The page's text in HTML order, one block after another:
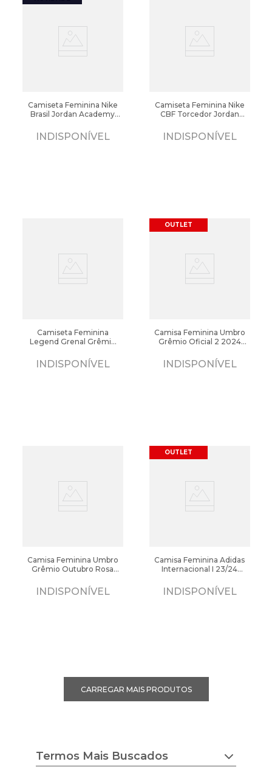
Camiseta Feminina Nike
Brasil Jordan Academy
INDISPONÍVEL
Camiseta Feminina Nike
CBF Torcedor Jordan
INDISPONÍVEL
Camiseta Feminina
Legend Grenal Grêmio
INDISPONÍVEL
OUTLET
Camisa Feminina Umbro
Grêmio Oficial 2 2024
INDISPONÍVEL
Camisa Feminina Umbro
Grêmio Outubro Rosa
INDISPONÍVEL
OUTLET
Camisa Feminina Adidas
Internacional I 23/24
INDISPONÍVEL
Termos Mais Buscados